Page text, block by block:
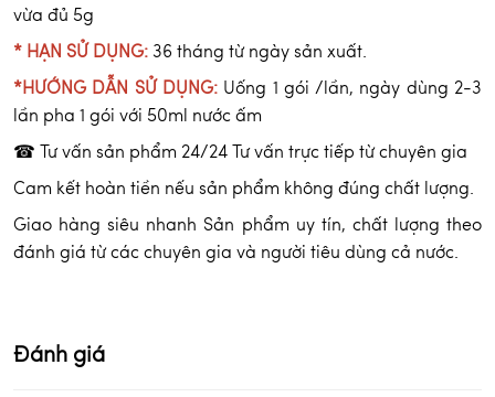
vừa đủ 5g
* HẠN SỬ DỤNG: 36 tháng từ ngày sản xuất.
*HƯỚNG DẪN SỬ DỤNG: Uống 1 gói /lần, ngày dùng 2-3
lần pha 1 gói với 50ml nước ấm
☎ Tư vấn sản phẩm 24/24 Tư vấn trực tiếp từ chuyên gia
Cam kết hoàn tiền nếu sản phẩm không đúng chất lượng.
Giao hàng siêu nhanh Sản phẩm uy tín, chất lượng theo
đánh giá từ các chuyên gia và người tiêu dùng cả nước.
Đánh giá